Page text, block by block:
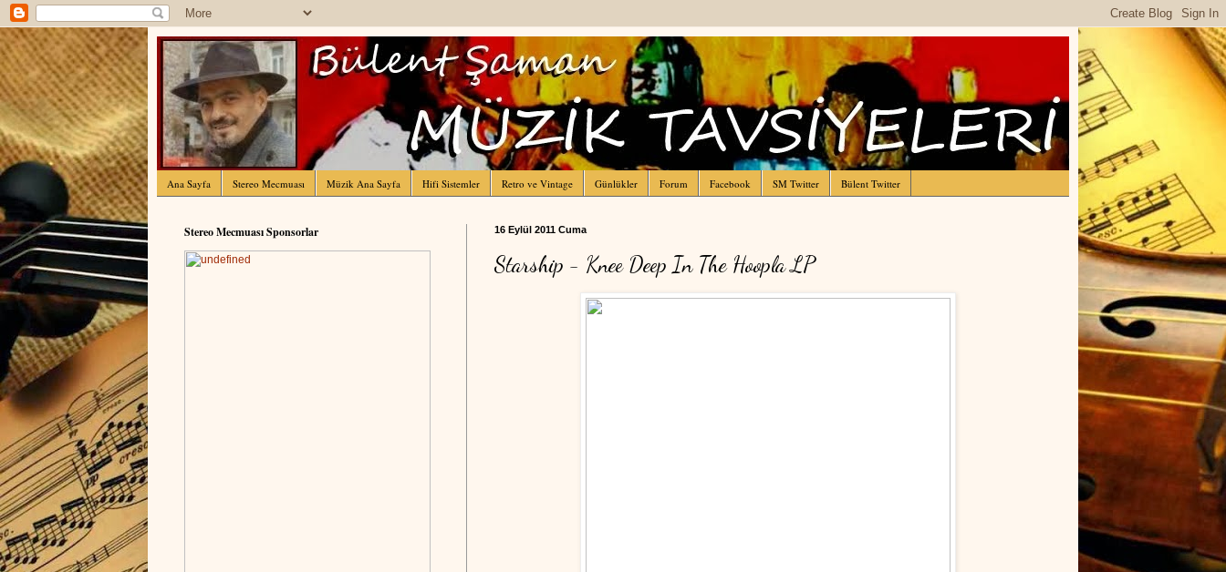
Ana Sayfa Stereo Mecmuası Müzik Ana Sayfa Hifi Sistemler Retro ve Vintage Günlükler Forum Facebook SM Twitter Bülent Twitter
16 Eylül 2011 Cuma
Starship - Knee Deep In The Hoopla LP
Stereo Mecmuası Sponsorlar